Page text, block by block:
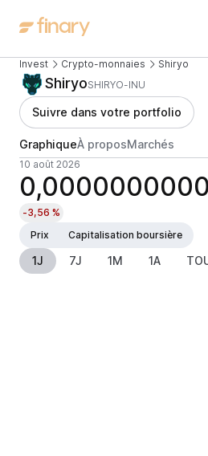
Invest Crypto-monnaies Shiryo
ShiryoSHIRYO-INU
Suivre dans votre portfolio
GraphiqueÀ proposMarchés
10 août 2026
-3,56 %
Prix
Capitalisation boursière
1J 7J 1M 1A